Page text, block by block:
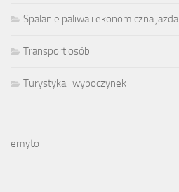
Spalanie paliwa i ekonomiczna jazda
Transport osób
Turystyka i wypoczynek
emyto